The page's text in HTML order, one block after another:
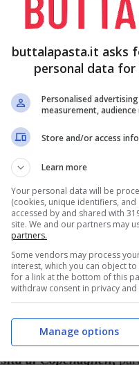
di due
consigliamo di
seppur importante e
significa
molti in realtà
di Copenaghen,
buttalapasta.it asks
personal data
Personalised
measurement,
Store and/or access
Learn more
Your personal data will be
(cookies, unique identifiers,
accessed by and shared with
site. We and our partners may
partners.
Some vendors may process
interest, which you can object
for a link at the bottom of this
withdraw consent in privacy
Manage options